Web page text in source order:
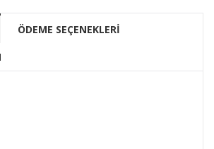
ÖDEME SEÇENEKLERİ